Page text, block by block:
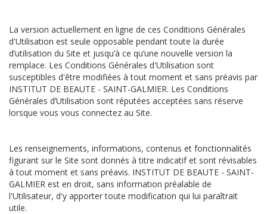
La version actuellement en ligne de ces Conditions Générales
d'Utilisation est seule opposable pendant toute la durée
d’utilisation du Site et jusqu’à ce qu’une nouvelle version la
remplace. Les Conditions Générales d'Utilisation sont
susceptibles d'être modifiées à tout moment et sans préavis par
INSTITUT DE BEAUTE - SAINT-GALMIER. Les Conditions
Générales d’Utilisation sont réputées acceptées sans réserve
lorsque vous vous connectez au Site.
Les renseignements, informations, contenus et fonctionnalités
figurant sur le Site sont donnés à titre indicatif et sont révisables
à tout moment et sans préavis. INSTITUT DE BEAUTE - SAINT-
GALMIER est en droit, sans information préalable de
l'Utilisateur, d'y apporter toute modification qui lui paraîtrait
utile.